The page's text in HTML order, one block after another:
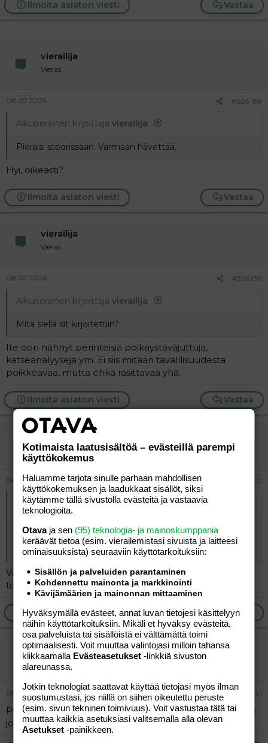
Vastaa
Ilmoita asiaton viesti
vierailija
Vieras
08.07.2026 #326 138
Alkuperäinen kirjoittaja vierailija:
Pieraisi stoorissaan. Varmaan hävettää.
Hyi, oikeasti?
Vastaa
Ilmoita asiaton viesti
vierailija
Vieras
08.07.2026 #326 139
Alkuperäinen kirjoittaja vierailija:
Mitä siellä sit kirjoitettiin?
Ite oon nähnyt perinteisiä poikaystäväjuttuja,
katseanalyyseja ym. Ei siis mitään tavalllisuudesta
poikkeavaa, mutta ehkä rasittavaa yhä.
Vastaa
Ilmoita asiaton viesti
vierailija
Vieras
08.07.2026 #326 140
Alkuperäinen kirjoittajavierailija:
Ite oon nähnyt perinteisiä poikaystäväjuttuja,
katseanalyyseja ym. Ei siis mitään tavalllisuudesta
poikkeavaa, mutta ehkä rasittavaa yhä.
Varmaan ärsyttää erityisen paljon just nyt, kun yrittää
toipua yllätyserosta.
Vastaa
Ilmoita asiaton viesti
vierailija
Vieras
08.07.2026 #326 141
Poistiko se myös sen studio-stoorin? Vai tuliko siinä vaan
jo aika täyteen?
Kotimaista laatusisältöä – evästeillä parempi
käyttökokemus
Haluamme tarjota sinulle parhaan mahdollisen
käyttökokemuksen ja laadukkaat sisällöt, siksi
käytämme tällä sivustolla evästeitä ja vastaavia
teknologioita.
Otavaja sen (95) teknologia- ja mainoskumppania
keräävät tietoa (esim. vierailemis­tasi sivuista ja laitteesi
ominaisuuk­sista) seuraaviin käyttötarkoituksiin:
Sisällön ja palveluiden parantaminen
Kohdennettu mainonta ja markkinointi
Kävijämäärien ja mainonnan mittaaminen
Hyväksymällä evästeet, annat luvan tietojesi käsittelyyn
näihin käyttötarkoituksiin. Mikäli et hyväksy evästeitä,
osa palveluista tai sisällöistä ei välttämättä toimi
optimaalisesti. Voit muuttaa valintojasi milloin tahansa
klikkaamalla Evästeasetukset -linkkiä sivuston
alareunassa.
Jotkin teknologiat saattavat käyttää tietojasi myös ilman
suostumustasi, jos niillä on siihen oikeutettu peruste
(esim. sivun tekninen toimivuus). Voit vastustaa tätä tai
muuttaa kaikkia asetuksiasi valitsemalla alla olevan
Asetukset -painikkeen.